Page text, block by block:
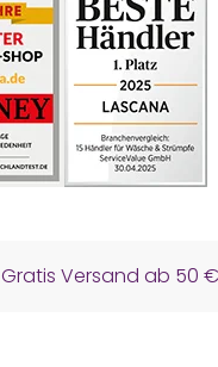
Gratis Versand ab 50 €